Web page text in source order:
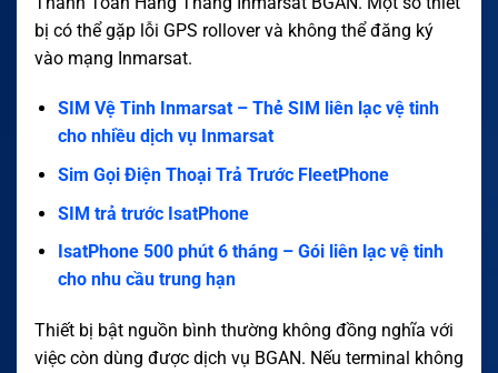
bị có thể gặp lỗi GPS rollover và không thể đăng ký
vào mạng Inmarsat.
SIM Vệ Tinh Inmarsat – Thẻ SIM liên lạc vệ tinh
cho nhiều dịch vụ Inmarsat
Sim Gọi Điện Thoại Trả Trước FleetPhone
SIM trả trước IsatPhone
IsatPhone 500 phút 6 tháng – Gói liên lạc vệ tinh
cho nhu cầu trung hạn
Thiết bị bật nguồn bình thường không đồng nghĩa với
việc còn dùng được dịch vụ BGAN. Nếu terminal không